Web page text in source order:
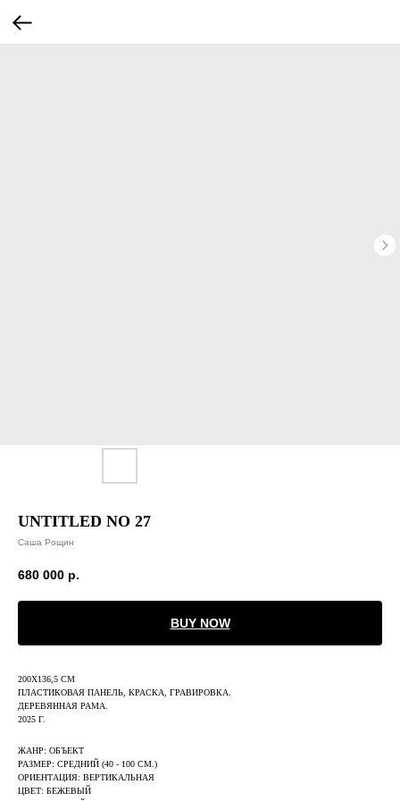
UNTITLED NO 27
Саша Рощин
680 000 р.
BUY NOW
200Х136,5 СМ
ПЛАСТИКОВАЯ ПАНЕЛЬ, КРАСКА, ГРАВИРОВКА.
ДЕРЕВЯННАЯ РАМА.
2025 Г.
ЖАНР: ОБЪЕКТ
РАЗМЕР: СРЕДНИЙ (40 - 100 СМ.)
ОРИЕНТАЦИЯ: ВЕРТИКАЛЬНАЯ
ЦВЕТ: БЕЖЕВЫЙ